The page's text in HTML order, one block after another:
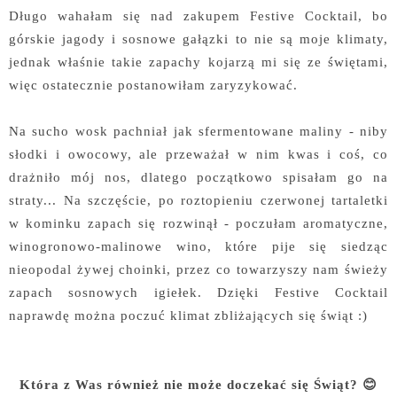
Długo wahałam się nad zakupem Festive Cocktail, bo
górskie jagody i sosnowe gałązki to nie są moje klimaty,
jednak właśnie takie zapachy kojarzą mi się ze świętami,
więc ostatecznie postanowiłam zaryzykować.
Na sucho wosk pachniał jak sfermentowane maliny - niby
słodki i owocowy, ale przeważał w nim kwas i coś, co
drażniło mój nos, dlatego początkowo spisałam go na
straty... Na szczęście, po roztopieniu czerwonej tartaletki
w kominku zapach się rozwinął - poczułam aromatyczne,
winogronowo-malinowe wino, które pije się siedząc
nieopodal żywej choinki, przez co towarzyszy nam świeży
zapach sosnowych igiełek. Dzięki Festive Cocktail
naprawdę można poczuć klimat zbliżających się świąt :)
Która z Was również nie może doczekać się Świąt? 😊